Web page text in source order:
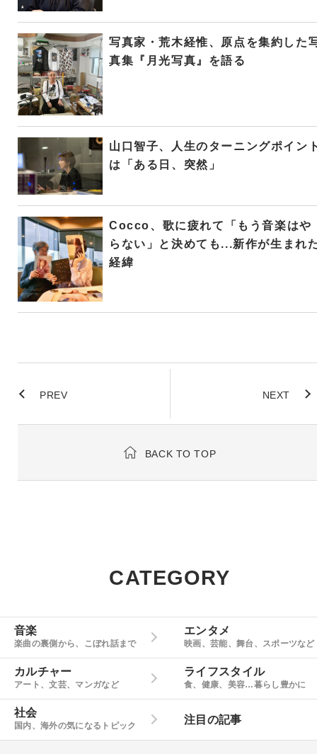
写真家・荒木経惟、原点を集約した
真集『月光写真』を語る
山口智子、人生のターニングポイン
は「ある日、突然」
Cocco、歌に疲れて「もう音楽はや
らない」と決めても...新作が生まれ
経緯
PREV NEXT
BACK TO TOP
CATEGORY
音楽
楽曲の裏側から、こぼれ話まで
エンタメ
映画、芸能、舞台、スポーツなど
カルチャー
アート、文芸、マンガなど
ライフスタイル
食、健康、美容…暮らし豊かに
社会
国内、海外の気になるトピック
注目の記事